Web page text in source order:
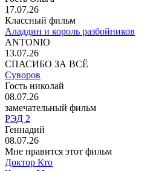
17.07.26
Классный фильм
Аладдин и король разбойников
ANTONIO
13.07.26
СПАСИБО ЗА ВСЁ
Суворов
Гость николай
08.07.26
замечательный фильм
РЭД 2
Геннадий
08.07.26
Мне нравится этот фильм
Доктор Кто